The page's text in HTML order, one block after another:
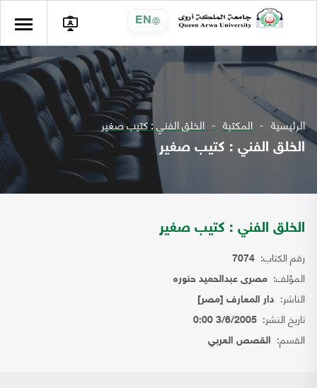
EN
الرئيسية المكتبة الخلق الفني : كتيب صغير
الخلق الفني : كتيب صغير
الخلق الفني : كتيب صغير
رقم الكتاب: 7074
المؤلف: مصرى عبدالحميد حنوره
الناشر: دار المعارف [مصر]
تاريخ النشر: 3/6/2005 0:00
القسم: القصص العربي